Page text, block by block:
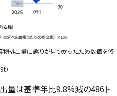
排出量に誤りが見つかったため数値を修
）
量は基準年比9.8%減の486ト